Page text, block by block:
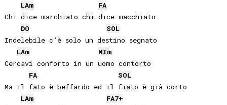
LAm
FA
Chi dice marchiato chi dice macchiato
DO
SOL
Indelebile c’è solo un destino segnato
LAm MIm
Cercavi conforto in un uomo contorto
FA
SOL
Ma il fato è beffardo ed il fiato è già corto
LAm FA7+